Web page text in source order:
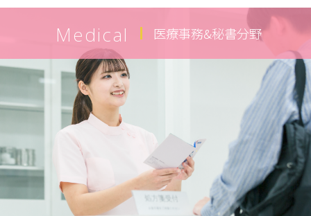
Medical 医療事務&秘書分野
Medical
医療事務科（2年制）
短期医療事務科（1年制）